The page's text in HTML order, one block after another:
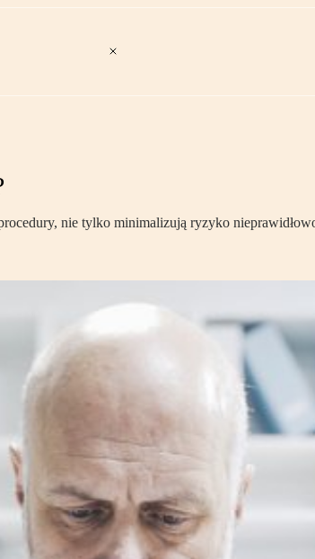
nie tylko minimalizują ryzyko